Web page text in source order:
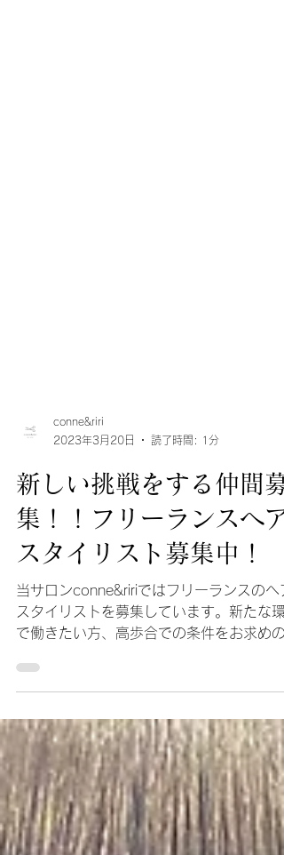
2023年3月20日
読了時間: 1分
新しい挑戦をする仲間募
集！！フリーランスヘア
スタイリスト募集中！
当サロンconne&ririではフリーランスのヘ
で働きたい方、高歩合での条件をお求めの
方、情報交換を試合協力しあって飛躍して